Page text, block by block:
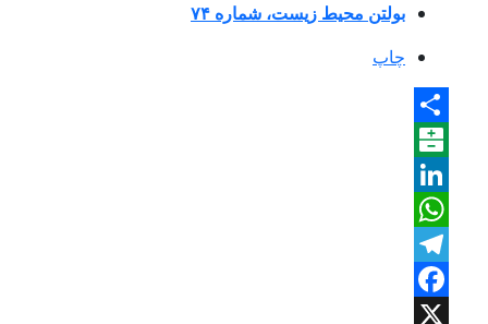
بولتن محیط زیست، شماره ۷۴
چاپ
Share
Balatarin
LinkedIn
WhatsApp
Telegram
Facebook